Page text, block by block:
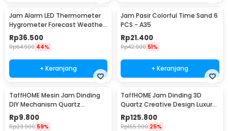
Jam Alarm LED Thermometer
Hygrometer Forecast Weather
Station - 2159T
Rp36.500
Rp64.900 44%
+ Keranjang
Jam Pasir Colorful Time Sand 6
PCS - A35
Rp21.400
Rp42.900 51%
+ Keranjang
TaffHOME Mesin Jam Dinding
DIY Mechanism Quartz
Replacement Sparepart -
5168-S
Rp9.800
Rp23.900 59%
TaffHOME Jam Dinding 3D
Quartz Creative Design Luxury
Diamond 33cm - T6807
Rp125.800
Rp165.900 25%